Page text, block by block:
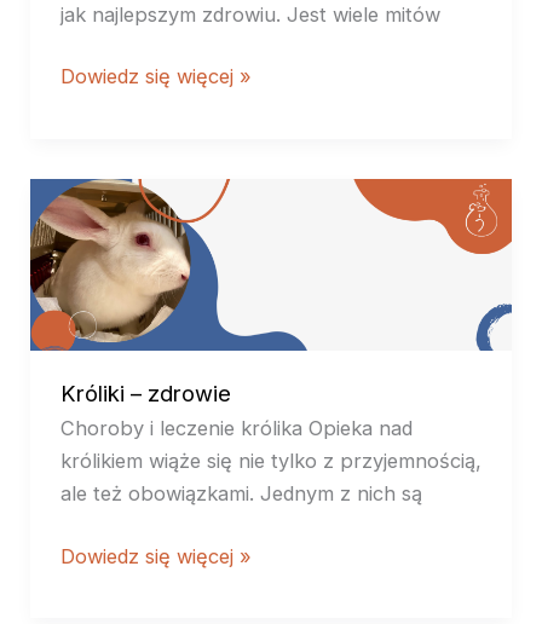
jak najlepszym zdrowiu. Jest wiele mitów
Dowiedz się więcej »
Króliki – zdrowie
Choroby i leczenie królika Opieka nad
królikiem wiąże się nie tylko z przyjemnością,
ale też obowiązkami. Jednym z nich są
Króliki
–
zdrowie
Dowiedz się więcej »